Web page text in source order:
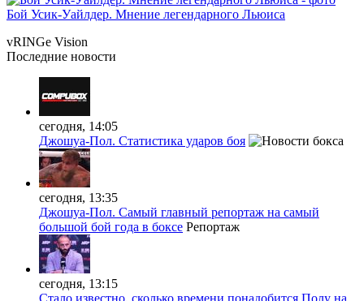
Бой Усик-Уайлдер. Мнение легендарного Льюиса
vRINGe Vision
Последние новости
сегодня, 14:05
Джошуа-Пол. Статистика ударов боя
сегодня, 13:35
Джошуа-Пол. Самый главный репортаж на самый
большой бой года в боксе Репортаж
сегодня, 13:15